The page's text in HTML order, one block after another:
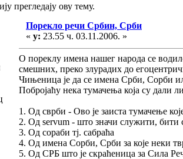
прегледају ову тему.
Порекло речи Србин, Срби
« у: 23.55 ч. 03.11.2006. »
О пореклу имена нашег народа се
смешних, преко злурадих до
Чињеница је да се имена Срби, Сорби
Побројаћу нека тумачења која су дали
1. Од сврби - Ово је заиста тумачење
2. Од servum - што значи служити, бити
3. Од сораби тј. сабраћа
4. Од имена Сорби, Срби за које неки
5. Од СРБ што је скраћеница за Сила